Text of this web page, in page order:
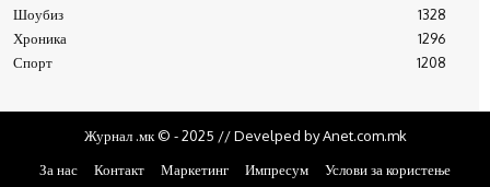
Шоубиз
1328
Хроника
1296
Спорт
1208
Журнал .мк © - 2025 // Develped by Anet.com.mk
За нас
Контакт Маркетинг Импресум Услови за користење